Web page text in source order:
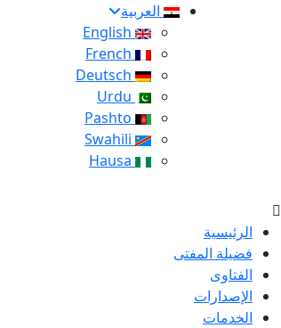
العربية
الرئيسية
فضيلة المفتى
الفتاوى
الإصدارات
الخدمات